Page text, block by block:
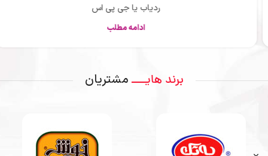
ردیاب یا جی پی اس
ادامه مطلب
برند هایــــ مشتریان